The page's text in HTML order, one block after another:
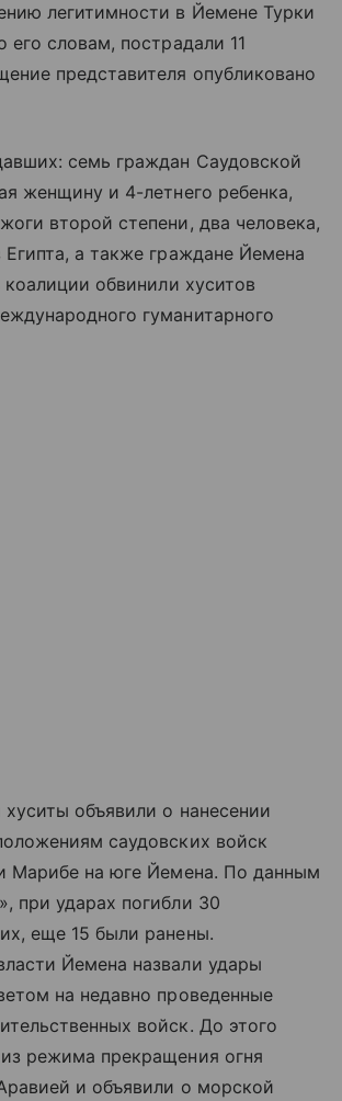
легитимности в Йемене Турки
словам, пострадали 11
представителя опубликовано
семь граждан Саудовской
женщину и 4-летнего ребенка,
второй степени, два человека,
а также граждане Йемена
коалиции обвинили хуситов
гуманитарного
объявили о нанесении
саудовских войск
Марибе на юге Йемена. По данным
при ударах погибли 30
еще 15 были ранены.
Йемена назвали удары
на недавно проведенные
войск. До этого
режима прекращения огня
и объявили о морской